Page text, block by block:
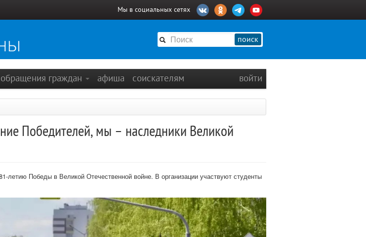
Мы в социальных сетях
поиск
обращения граждан афиша соискателям войти
Победителей, мы – наследники Великой
Победы в Великой Отечественной войне. В организации участвуют студенты